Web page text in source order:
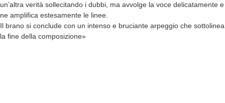
un’altra verità sollecitando i dubbi, ma avvolge la voce delicatamente e
ne amplifica estesamente le linee.
Il brano si conclude con un intenso e bruciante arpeggio che sottolinea
la fine della composizione»